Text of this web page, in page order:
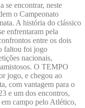
se encontrar, neste
o Campeonato
A história do clássico
enfrentaram pela
entre os dois
faltou foi jogo
nacionais,
O TEMPO
jogo, e chegou ao
com vantagem para o
e um dos encontros,
campo pelo Atlético,